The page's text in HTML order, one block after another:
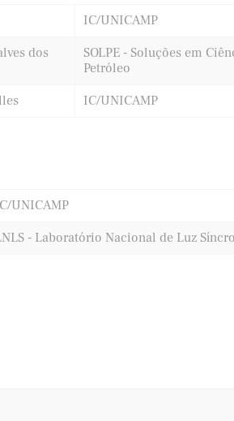
IC/UNICAMP
dos
SOLPE - Soluções em
Petróleo
IC/UNICAMP
UNICAMP
- Laboratório Nacional de Luz